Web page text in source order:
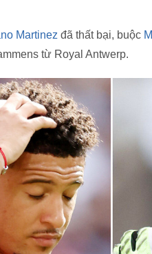
Martinez đã thất bại, buộc
từ Royal Antwerp.